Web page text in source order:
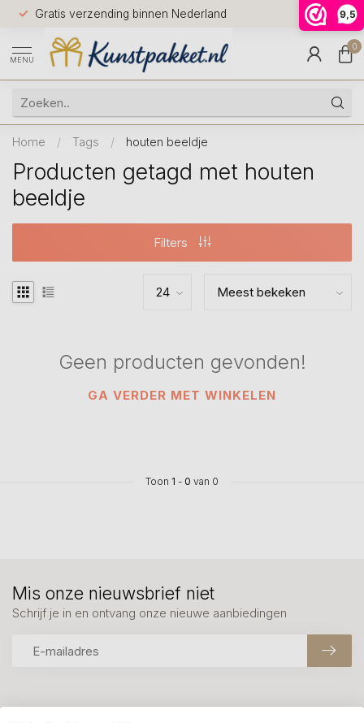
9,5
Gratis verzending binnen Nederland
Voor
huis
9.5
MENU
0
Home / Tags / houten beeldje
Producten getagd met houten
beeldje
Filters
Geen producten gevonden!
GA VERDER MET WINKELEN
Toon 1 - 0 van 0
Mis onze nieuwsbrief niet
Schrijf je in en ontvang onze nieuwe aanbiedingen